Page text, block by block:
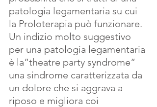
patologia legamentaria su cui
la Proloterapia può funzionare.
Un indizio molto suggestivo
per una patologia legamentaria
è la”theatre party syndrome”
una sindrome caratterizzata da
un dolore che si aggrava a
riposo e migliora coi